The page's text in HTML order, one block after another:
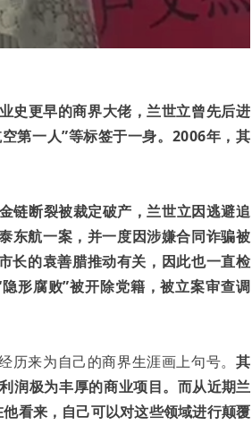
史更早的商界大佬，兰世立曾先后进
第一人”等标签于一身。2006年，其
链断裂被裁定破产，兰世立因逃避追
东航一案，并一度因涉嫌合同诈骗被
长的袁善腊推动有关，因此也一直检
形腐败”被开除党籍，被立案审查调
来为自己的商界生涯画上句号。 其
润极为丰厚的商业项目。而从近期兰
看来，自己可以对这些领域进行颠覆